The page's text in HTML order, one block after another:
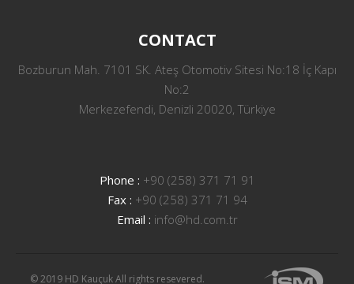
CONTACT
Bozburun Mah. 7101 SK. Ateş Otomotiv Sitesi No:18 İç Kapı
No:2
Merkezefendi, Denizli 20020, Türkiye
Phone : +90 (258) 371 71 91
Fax : +90 (258) 371 71 94
Email : info@hd.com.tr
© 2019 HD Kauçuk All rights resevered.